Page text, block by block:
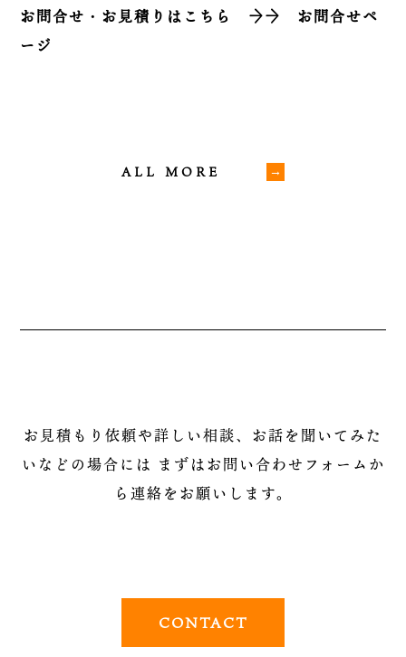
お問合せ・お見積りはこちら
→→ お問合せペ
ージ
ALL MORE
お見積もり依頼や詳しい相談、お話を聞いてみた
いなどの場合には まずはお問い合わせフォームか
ら連絡をお願いします。
CONTACT